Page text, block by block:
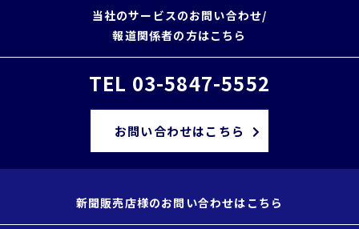
当社のサービスのお問い合わせ/
報道関係者の方はこちら
TEL 03-5847-5552
お問い合わせはこちら
新聞販売店様のお問い合わせはこちら